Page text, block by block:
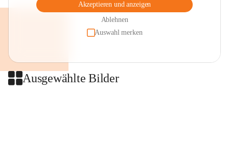
Akzeptieren und anzeigen
Ablehnen
Auswahl merken
Ausgewählte Bilder